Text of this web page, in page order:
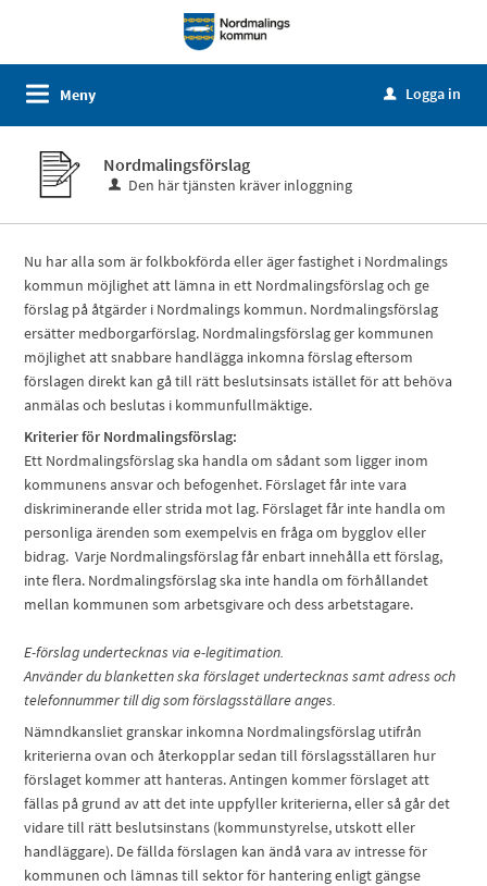
Meny u Logga in
Nordmalingsförslag
Den här tjänsten kräver inloggning
Nu har alla som är folkbokförda eller äger fastighet i Nordmalings
kommun möjlighet att lämna in ett Nordmalingsförslag och ge
förslag på åtgärder i Nordmalings kommun. Nordmalingsförslag
ersätter medborgarförslag. Nordmalingsförslag ger kommunen
möjlighet att snabbare handlägga inkomna förslag eftersom
förslagen direkt kan gå till rätt beslutsinsats istället för att behöva
anmälas och beslutas i kommunfullmäktige.
Kriterier för Nordmalingsförslag:
Ett Nordmalingsförslag ska handla om sådant som ligger inom
kommunens ansvar och befogenhet. Förslaget får inte vara
diskriminerande eller strida mot lag. Förslaget får inte handla om
personliga ärenden som exempelvis en fråga om bygglov eller
bidrag. Varje Nordmalingsförslag får enbart innehålla ett förslag,
inte flera. Nordmalingsförslag ska inte handla om förhållandet
mellan kommunen som arbetsgivare och dess arbetstagare.
E-förslag undertecknas via e-legitimation.
Använder du blanketten ska förslaget undertecknas samt adress och
telefonnummer till dig som förslagsställare anges.
Nämndkansliet granskar inkomna Nordmalingsförslag utifrån
kriterierna ovan och återkopplar sedan till förslagsställaren hur
förslaget kommer att hanteras. Antingen kommer förslaget att
fällas på grund av att det inte uppfyller kriterierna, eller så går det
vidare till rätt beslutsinstans (kommunstyrelse, utskott eller
handläggare). De fällda förslagen kan ändå vara av intresse för
kommunen och lämnas till sektor för hantering enligt gängse